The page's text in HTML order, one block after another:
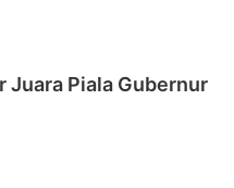
Juara Piala Gubernur